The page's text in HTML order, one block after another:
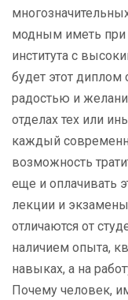
модным иметь при
института с
будет этот диплом
радостью и
отделах тех или
каждый
возможность
еще и оплачивать
лекции и
отличаются от
наличием опыта,
навыках, а на
Почему человек,